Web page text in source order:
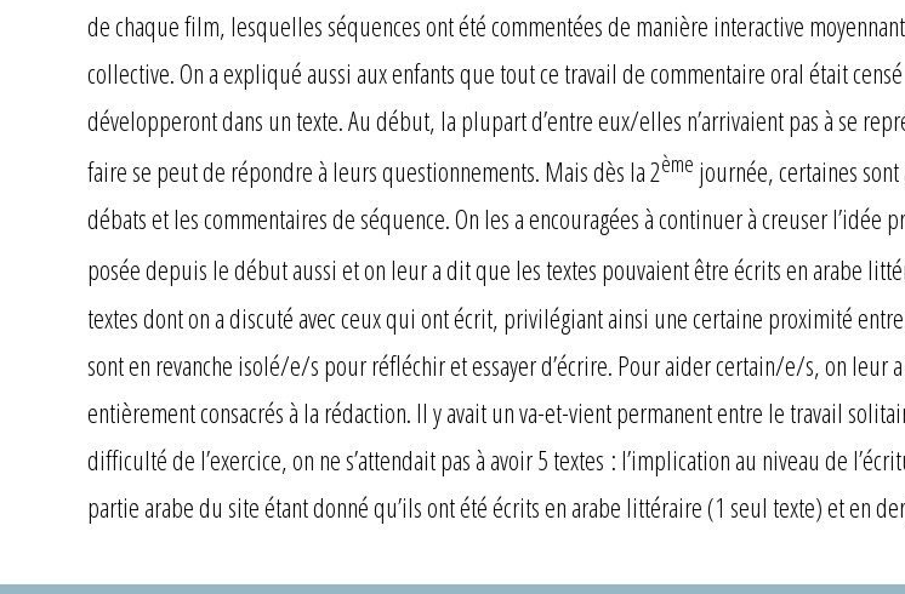
de chaque film, lesquelles séquences ont été commentées de manière interactive
collective. On a expliqué aussi aux enfants que tout ce travail de commentaire oral était
développeront dans un texte. Au début, la plupart d’entre eux/elles n’arrivaient pas à se
faire se peut de répondre à leurs questionnements. Mais dès la 2ème journée, certaines
débats et les commentaires de séquence. On les a encouragées à continuer à creuser
posée depuis le début aussi et on leur a dit que les textes pouvaient être écrits en arabe
textes dont on a discuté avec ceux qui ont écrit, privilégiant ainsi une certaine proximité
sont en revanche isolé/e/s pour réfléchir et essayer d’écrire. Pour aider certain/e/s, on
entièrement consacrés à la rédaction. Il y avait un va-et-vient permanent entre le travail
difficulté de l’exercice, on ne s’attendait pas à avoir 5 textes : l’implication au niveau de
partie arabe du site étant donné qu’ils ont été écrits en arabe littéraire (1 seul texte) et en